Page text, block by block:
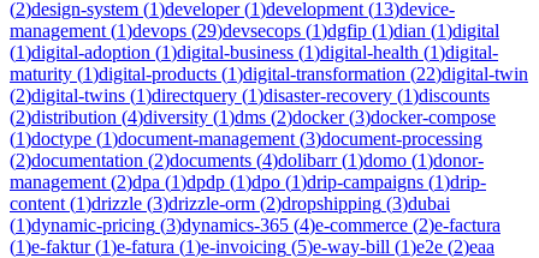
(2)design-system (1)developer(1)development (13)device-
management (1)devops (29)devsecops (1)dgfip (1)dian (1)digital
(1)digital-adoption (1)digital-business (1)digital-health (1)digital-
maturity (1)digital-products (1)digital-transformation (22)digital-twin
(2)digital-twins (1)directquery (1)disaster-recovery (1)discounts
(2)distribution (4)diversity (1)dms (2)docker(3)docker-compose
(1)doctype (1)document-management (3)document-processing
(2)documentation (2)documents (4)dolibarr(1)domo (1)donor-
management (2)dpa (1)dpdp (1)dpo (1)drip-campaigns (1)drip-
content (1)drizzle (3)drizzle-orm (2)dropshipping (3)dubai
(1)dynamic-pricing (3)dynamics-365 (4)e-commerce (2)e-factura
(1)e-faktur(1)e-fatura (1)e-invoicing (5)e-way-bill (1)e2e (2)eaa